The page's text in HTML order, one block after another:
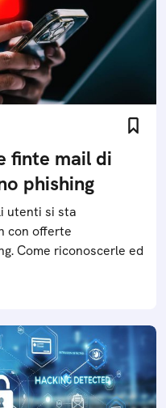
finte mail di
phishing
utenti si sta
con offerte
Come riconoscerle ed